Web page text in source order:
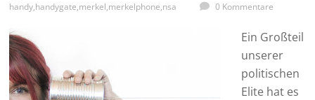
handy,handygate,merkel,merkelphone,nsa 0 Kommentare
Ein Großteil
unserer
politischen
Elite hat es